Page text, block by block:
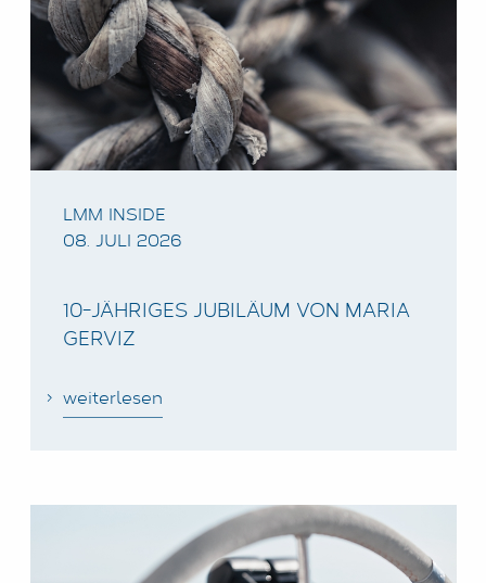
LMM INSIDE
08. JULI 2026
10-JÄHRIGES JUBILÄUM VON MARIA
GERVIZ
weiterlesen